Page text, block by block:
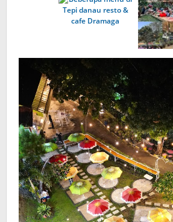
Resto
&
Cafe'